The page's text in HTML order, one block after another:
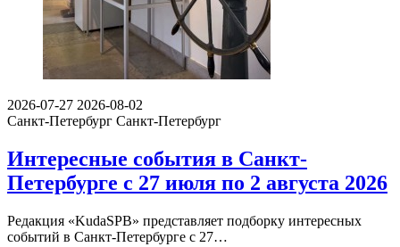
2026-07-27 2026-08-02
Санкт-Петербург Санкт-Петербург
Интересные события в Санкт-
Петербурге с 27 июля по 2 августа 2026
Редакция «KudaSPB» представляет подборку интересных
событий в Санкт-Петербурге с 27…